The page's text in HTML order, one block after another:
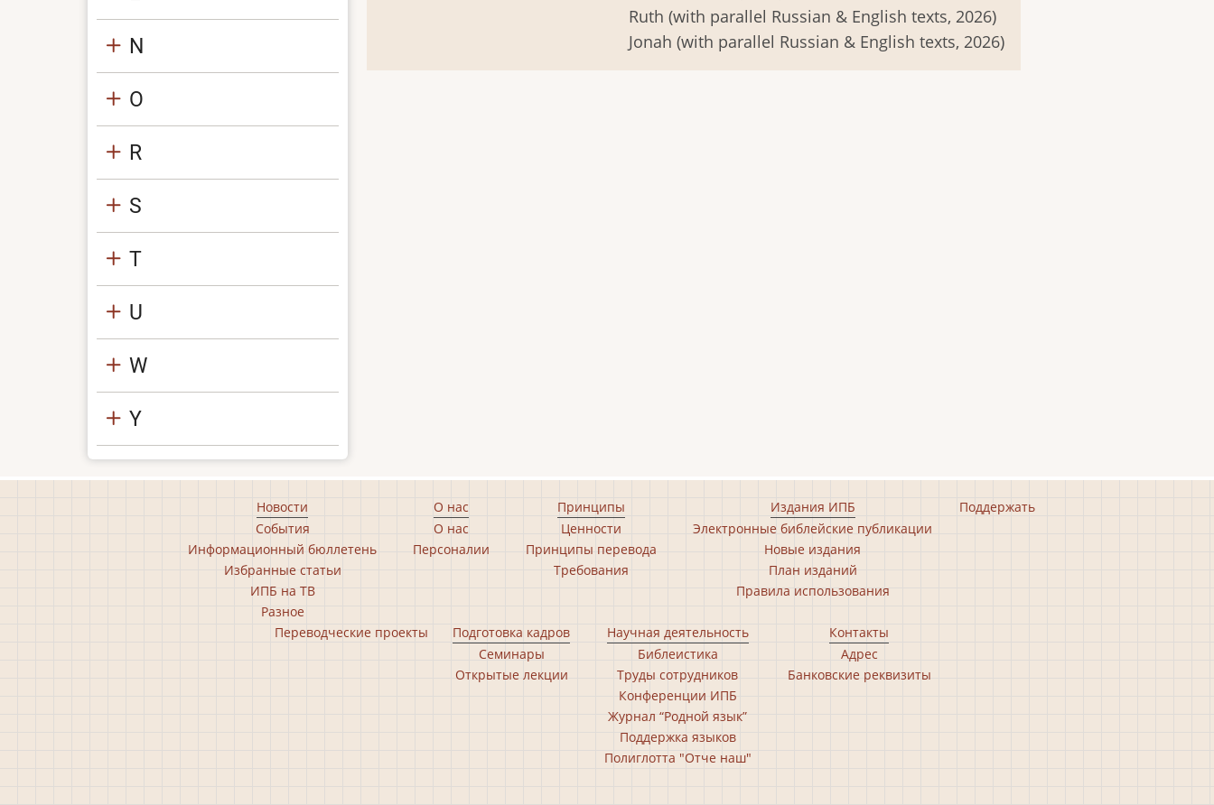
Ruth (with parallel Russian & English texts, 2026)
Jonah (with parallel Russian & English texts, 2026)
N
O
R
S
T
U
W
Y
Новости
События
Информационный бюллетень
Избранные статьи
ИПБ на ТВ
Разное
О нас
О нас
Персоналии
Принципы
Ценности
Принципы перевода
Требования
Издания ИПБ
Электронные библейские публикации
Новые издания
План изданий
Правила использования
Поддержать
Переводческие проекты
Подготовка кадров
Семинары
Открытые лекции
Научная деятельность
Библеистика
Труды сотрудников
Конференции ИПБ
Журнал “Родной язык”
Поддержка языков
Полиглотта "Отче наш"
Контакты
Адрес
Банковские реквизиты